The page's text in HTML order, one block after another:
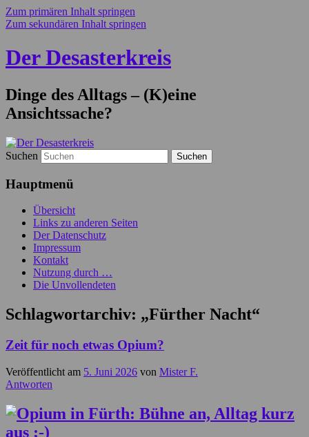
Zum primären Inhalt springen
Zum sekundären Inhalt springen
Der Desasterkreis
Dinge des Alltags – (K)eine
Ansichtssache?
Suchen
Hauptmenü
Übersicht
Links zu anderen Seiten
Der Datenschutz
Impressum
Kontakt
Nutzung durch …
Die Unvollendeten
Schlagwortarchiv: „Fürther Nacht“
Zeit für noch etwas Opium?
Veröffentlicht am 5. Juni 2026 von Mister F.
Antworten